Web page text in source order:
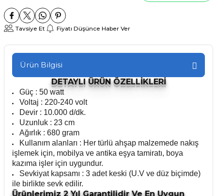
Tavsiye Et Fiyatı Düşünce Haber Ver
Ürün Bilgisi
DETAYLI ÜRÜN ÖZELLİKLERİ
Güç : 50 watt
Voltaj : 220-240 volt
Devir : 10.000 d/dk.
Uzunluk : 23 cm
Ağırlık : 680 gram
Kullanım alanları : Her türlü ahşap malzemede nakış
işlemek için, mobilya ve antika eşya tamiratı, boya
kazıma işler için uygundur.
Sevkiyat kapsamı : 3 adet keski (U.V ve düz biçimde)
ile birlikte sevk edilir.
Ürünlerimiz 2 Yıl Garantilidir Ve En Uygun